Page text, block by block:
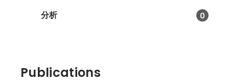
分析 0
Publications